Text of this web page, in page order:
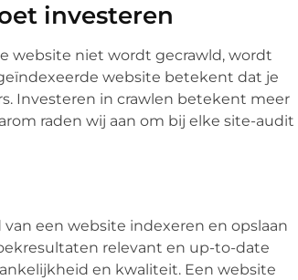
investeren
website niet wordt gecrawld, wordt
website betekent dat je
Investeren in crawlen betekent meer
raden wij aan om bij elke site-audit
een website indexeren en opslaan
relevant en up-to-date
en kwaliteit. Een website